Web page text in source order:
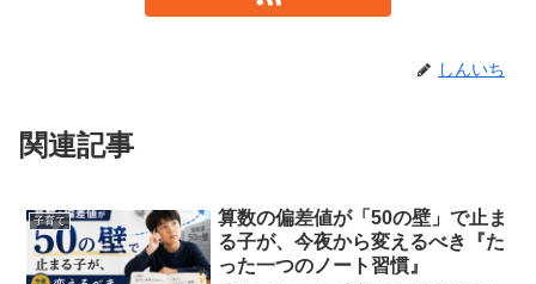
しんいち
関連記事
子育て
算数の偏差値が「50の壁」で止ま
る子が、今夜から変えるべき『た
った一つのノート習慣』